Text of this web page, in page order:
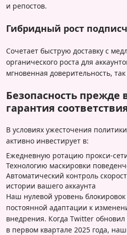
и репостов.
Гибридный рост
Сочетает быструю доставку с
органического роста для
мгновенная доверительность,
Безопасность прежде
гарантия
В условиях ужесточения
активно инвестирует в:
Ежедневную ротацию прокси-
Технологию маскировки
Автоматический контроль
истории вашего аккаунта
Наш нулевой уровень блокировок
постоянной адаптации к
внедрения. Когда Twitter
в первом квартале 2025 года,